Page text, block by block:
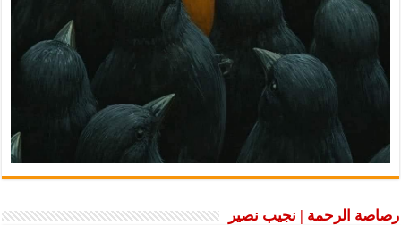
رصاصة الرحمة | نجيب نصير